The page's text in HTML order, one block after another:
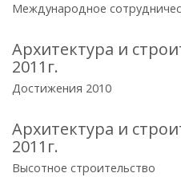
Международное
Архитектура и
2011г.
Достижения 2010
Архитектура и
2011г.
Высотное строительство